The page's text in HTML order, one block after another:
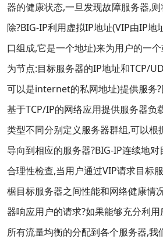
器的健康状态,一旦发现故障服务器,
除?BIG-IP利用虚拟IP地址(VIP由IP地
口组成,它是一个地址)来为用户的一
为节点:目标服务器的IP地址和TCP/
可以是internet的私网地址)提供服务
基于TCP/IP的网络应用提供服务器负
类型不同分别定义服务器群组,可以根
导向到相应的服务器?BIG-IP连续地
合理性检查,当用户通过VIP请求目标
椐目标服务器之间性能和网络健康情
器响应用户的请求?如果能够充分利
所有流量均衡的分配到各个服务器,我